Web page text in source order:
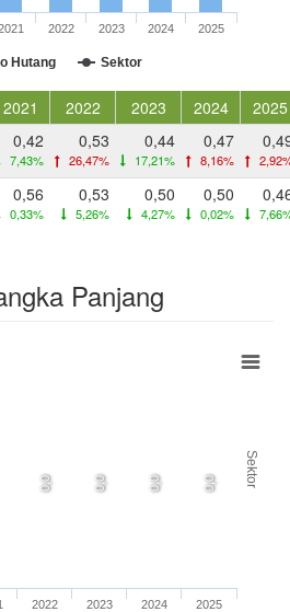
Hutang Sektor
2022 2023 2024 2025
2021 2022 2023 2024
2025
0,42
7,43%
0,53
26,47%
0,44
17,21%
0,47
8,16%
0,56
0,33%
0,53
5,26%
0,50
4,27%
0,50
0,02%
Panjang
Sektor
0,0 0,0 0,0 0,0
2022 2023 2024 2025